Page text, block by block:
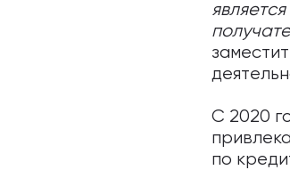
С 2020
по